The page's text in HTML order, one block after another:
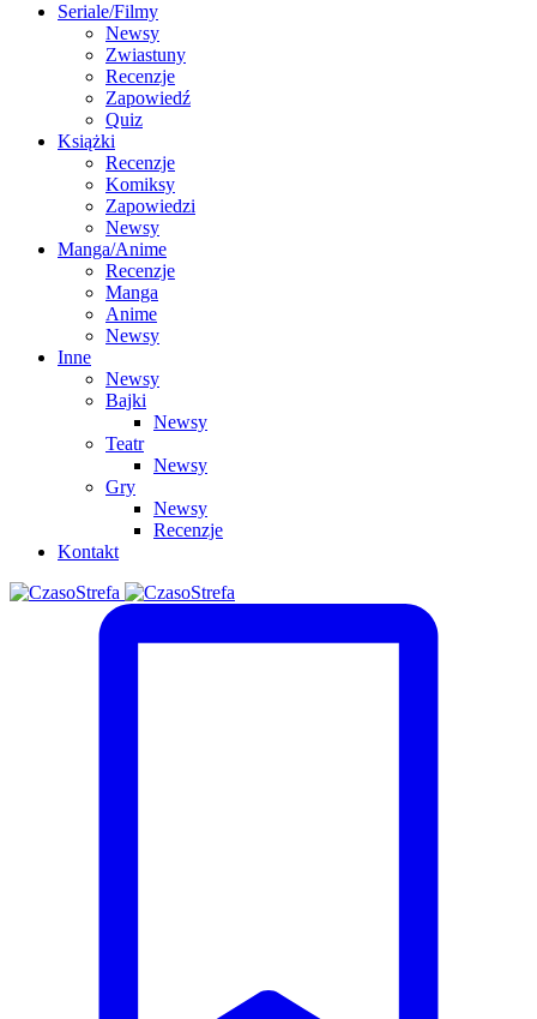
Seriale/Filmy
Newsy
Zwiastuny
Recenzje
Zapowiedź
Quiz
Książki
Recenzje
Komiksy
Zapowiedzi
Newsy
Manga/Anime
Recenzje
Manga
Anime
Newsy
Inne
Newsy
Bajki
Newsy
Teatr
Newsy
Gry
Newsy
Recenzje
Kontakt